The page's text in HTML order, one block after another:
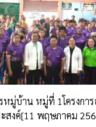
หมู่บ้าน หมู่ที่ 1โครงก
สงค์[11 พฤษภาคม